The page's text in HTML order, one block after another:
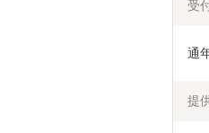
受
通
提